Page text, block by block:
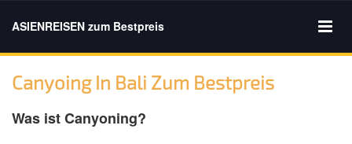
ASIENREISEN zum Bestpreis
Canyoing In Bali Zum Bestpreis
Was ist Canyoning?